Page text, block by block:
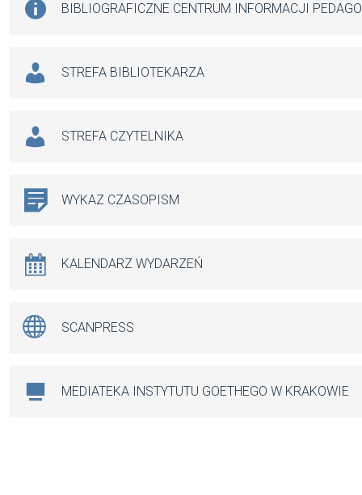
BIBLIOGRAFICZNE CENTRUM INFORMACJI
STREFA BIBLIOTEKARZA
STREFA CZYTELNIKA
WYKAZ CZASOPISM
KALENDARZ WYDARZEŃ
SCANPRESS
MEDIATEKA INSTYTUTU GOETHEGO W KRAKOWIE